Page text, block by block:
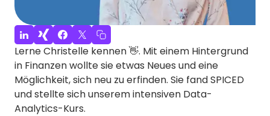
Lerne Christelle kennen 👋. Mit einem Hintergrund
in Finanzen wollte sie etwas Neues und eine
Möglichkeit, sich neu zu erfinden. Sie fand SPICED
und stellte sich unserem intensiven Data-
Analytics-Kurs.